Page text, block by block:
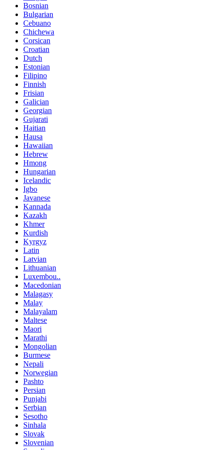
Bosnian
Bulgarian
Cebuano
Chichewa
Corsican
Croatian
Dutch
Estonian
Filipino
Finnish
Frisian
Galician
Georgian
Gujarati
Haitian
Hausa
Hawaiian
Hebrew
Hmong
Hungarian
Icelandic
Igbo
Javanese
Kannada
Kazakh
Khmer
Kurdish
Kyrgyz
Latin
Latvian
Lithuanian
Luxembou..
Macedonian
Malagasy
Malay
Malayalam
Maltese
Maori
Marathi
Mongolian
Burmese
Nepali
Norwegian
Pashto
Persian
Punjabi
Serbian
Sesotho
Sinhala
Slovak
Slovenian